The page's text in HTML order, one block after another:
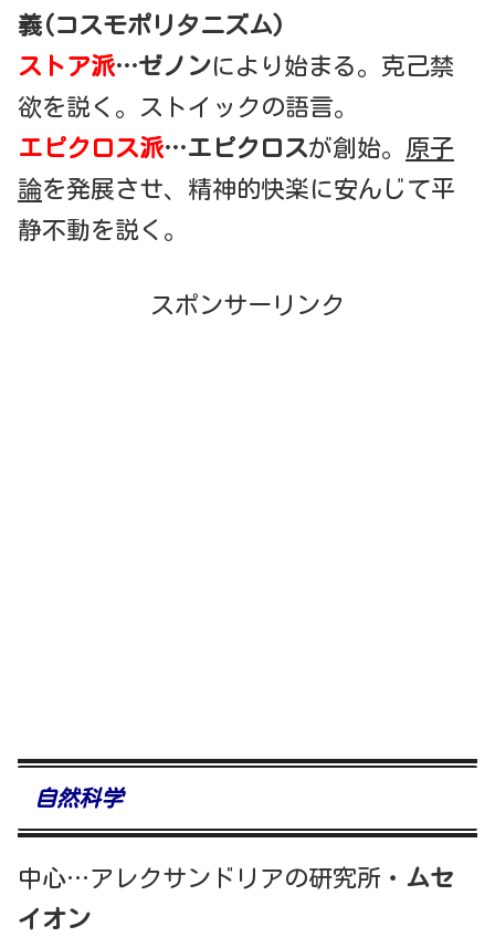
義(コスモポリタニズム)
ストア派…ゼノンにより始まる。克己禁
欲を説く。ストイックの語言。
エピクロス派…エピクロスが創始。 原子
論を発展させ、精神的快楽に安んじて平
静不動を説く。
スポンサーリンク
自然科学
中心…アレクサンドリアの研究所・ ムセ
イオン